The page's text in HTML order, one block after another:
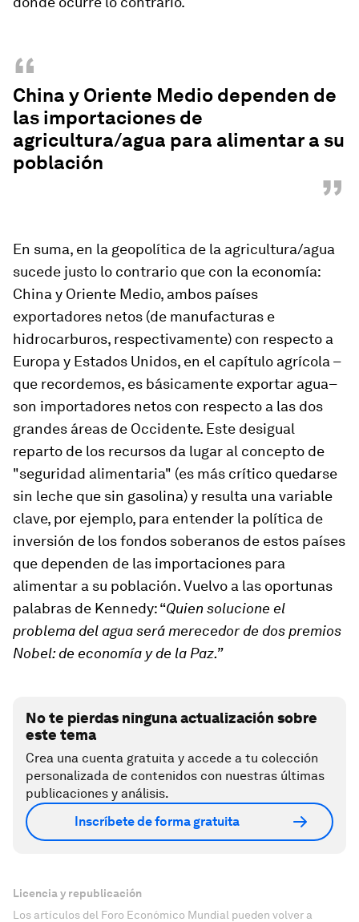
“
China y Oriente Medio dependen de
las importaciones de
agricultura/agua para alimentar a su
población
”
En suma, en la geopolítica de la agricultura/agua
sucede justo lo contrario que con la economía:
China y Oriente Medio, ambos países
exportadores netos (de manufacturas e
hidrocarburos, respectivamente) con respecto a
Europa y Estados Unidos, en el capítulo agrícola –
que recordemos, es básicamente exportar agua–
son importadores netos con respecto a las dos
grandes áreas de Occidente. Este desigual
reparto de los recursos da lugar al concepto de
"seguridad alimentaria" (es más crítico quedarse
sin leche que sin gasolina) y resulta una variable
clave, por ejemplo, para entender la política de
inversión de los fondos soberanos de estos países
que dependen de las importaciones para
alimentar a su población. Vuelvo a las oportunas
palabras de Kennedy: “Quien solucione el
problema del agua será merecedor de dos premios
Nobel: de economía y de la Paz.”
No te pierdas ninguna actualización sobre
este tema
Crea una cuenta gratuita y accede a tu colección
personalizada de contenidos con nuestras últimas
publicaciones y análisis.
Inscríbete de forma gratuita
Licencia y republicación
Los artículos del Foro Económico Mundial pueden volver a